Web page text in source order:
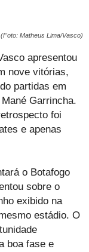
Matheus Lima/Vasco)
apresentou
nove vitórias,
partidas em
Garrincha.
foi
e apenas
o Botafogo
sobre o
exibido na
estádio. O
boa fase e